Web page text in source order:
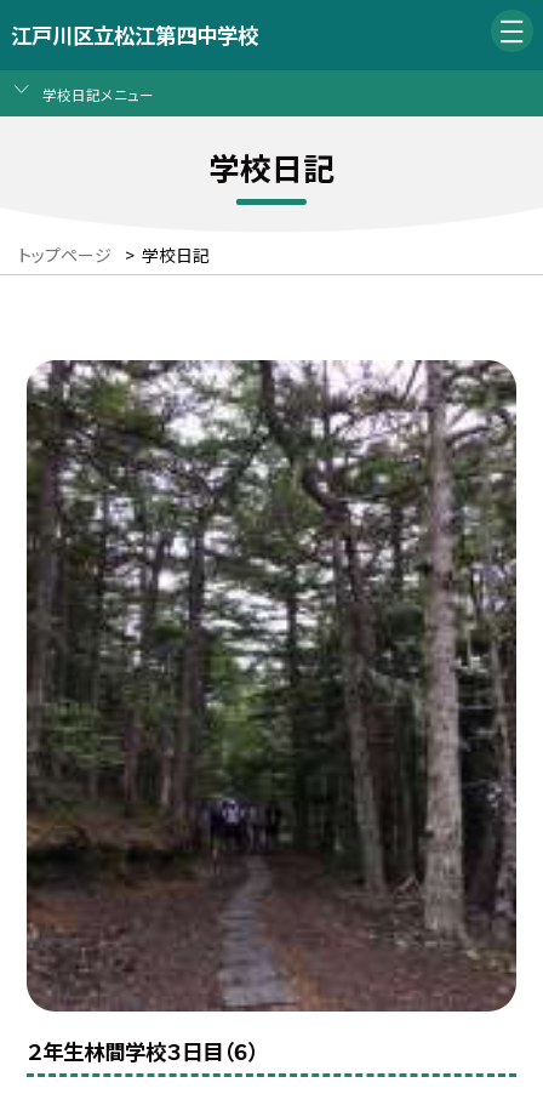
江戸川区立松江第四中学校
学校日記メニュー
学校日記
トップページ > 学校日記
２年生林間学校３日目（６）